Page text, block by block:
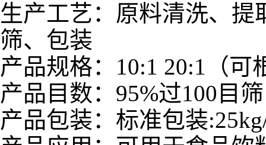
生产工艺：原料清洗、
筛、包装
产品规格：10:1 20:1（
产品目数：95%过100目筛
产品包装：标准包装